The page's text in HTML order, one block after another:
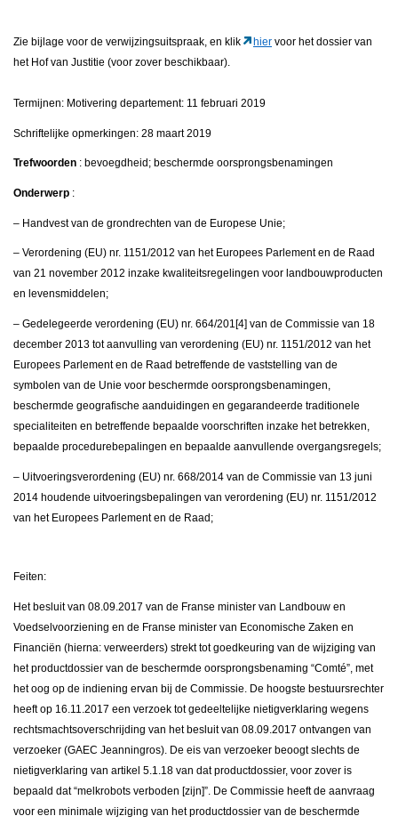
Zie bijlage voor de verwijzingsuitspraak, en klik hier voor het dossier van
het Hof van Justitie (voor zover beschikbaar).
Termijnen: Motivering departement: 11 februari 2019
Schriftelijke opmerkingen: 28 maart 2019
Trefwoorden : bevoegdheid; beschermde oorsprongsbenamingen
Onderwerp :
– Handvest van de grondrechten van de Europese Unie;
– Verordening (EU) nr. 1151/2012 van het Europees Parlement en de Raad
van 21 november 2012 inzake kwaliteitsregelingen voor landbouwproducten
en levensmiddelen;
– Gedelegeerde verordening (EU) nr. 664/201[4] van de Commissie van 18
december 2013 tot aanvulling van verordening (EU) nr. 1151/2012 van het
Europees Parlement en de Raad betreffende de vaststelling van de
symbolen van de Unie voor beschermde oorsprongsbenamingen,
beschermde geografische aanduidingen en gegarandeerde traditionele
specialiteiten en betreffende bepaalde voorschriften inzake het betrekken,
bepaalde procedurebepalingen en bepaalde aanvullende overgangsregels;
– Uitvoeringsverordening (EU) nr. 668/2014 van de Commissie van 13 juni
2014 houdende uitvoeringsbepalingen van verordening (EU) nr. 1151/2012
van het Europees Parlement en de Raad;
Feiten:
Het besluit van 08.09.2017 van de Franse minister van Landbouw en
Voedselvoorziening en de Franse minister van Economische Zaken en
Financiën (hierna: verweerders) strekt tot goedkeuring van de wijziging van
het productdossier van de beschermde oorsprongsbenaming “Comté”, met
het oog op de indiening ervan bij de Commissie. De hoogste bestuursrechter
heeft op 16.11.2017 een verzoek tot gedeeltelijke nietigverklaring wegens
rechtsmachtsoverschrijding van het besluit van 08.09.2017 ontvangen van
verzoeker (GAEC Jeanningros). De eis van verzoeker beoogt slechts de
nietigverklaring van artikel 5.1.18 van dat productdossier, voor zover is
bepaald dat “melkrobots verboden [zijn]”. De Commissie heeft de aanvraag
voor een minimale wijziging van het productdossier van de beschermde